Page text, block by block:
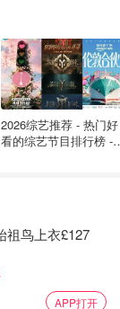
超薄机身、快
配色、新材质
归原作者所
2026综艺推荐 - 热门好
看的综艺节目排行榜 -
祖鸟上衣£127
APP打开